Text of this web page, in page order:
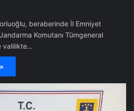
beraberinde İl Emniyet
Komutanı Tümgeneral
valilikte…